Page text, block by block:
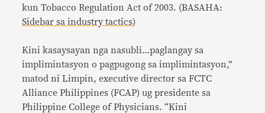
kun Tobacco Regulation Act of 2003. (BASAHA:
Sidebar sa industry tactics)
Kini kasaysayan nga nasubli…paglangay sa
implimintasyon o pagpugong sa implimintasyon,”
matod ni Limpin, executive director sa FCTC
Alliance Philippines (FCAP) ug presidente sa
Philippine College of Physicians. “Kini